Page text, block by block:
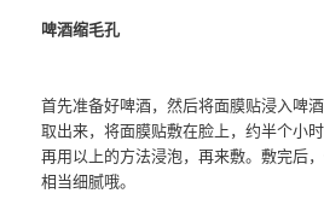
啤酒缩毛孔
首先准备好啤酒，然后将面膜贴浸入啤
取出来，将面膜贴敷在脸上，约半个小
再用以上的方法浸泡，再来敷。敷完后
相当细腻哦。